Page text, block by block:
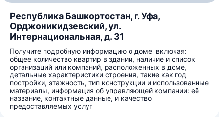
Республика Башкортостан, г. Уфа,
Орджоникидзевский, ул.
Интернациональная, д. 31
Получите подробную информацию о доме, включая:
общее количество квартир в здании, наличие и список
организаций или компаний, расположенных в доме,
детальные характеристики строения, такие как год
постройки, этажность, тип конструкции и использованные
материалы, информация об управляющей компании: её
название, контактные данные, и качество
предоставляемых услуг